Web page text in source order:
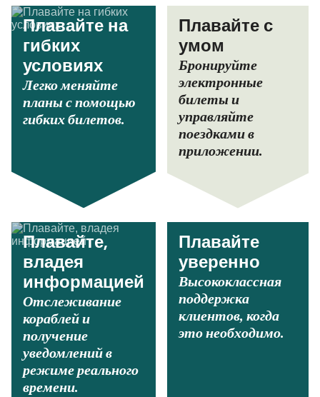
Плавайте на
гибких
условиях
Легко меняйте
планы с помощью
гибких билетов.
Плавайте с
умом
Бронируйте
электронные
билеты и
управляйте
поездками в
приложении.
Плавайте,
владея
информацией
Отслеживание
кораблей и
получение
уведомлений в
режиме реального
времени.
Плавайте
уверенно
Высококлассная
поддержка
клиентов, когда
это необходимо.